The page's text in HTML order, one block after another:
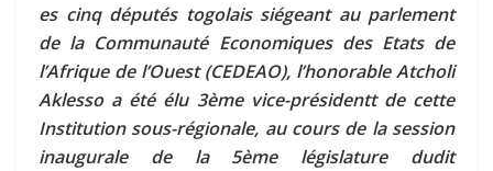
es cinq députés togolais siégeant au parlement
de la Communauté Economiques des Etats de
l’Afrique de l’Ouest (CEDEAO), l’honorable Atcholi
Aklesso a été élu 3ème vice-présidentt de cette
Institution sous-régionale, au cours de la session
inaugurale de la 5ème législature dudit